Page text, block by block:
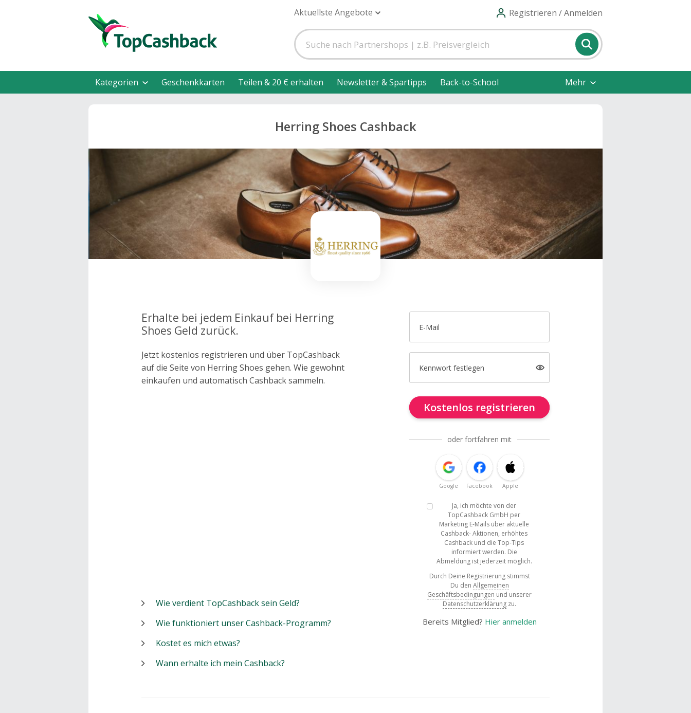
Aktuellste Angebote Registrieren / Anmelden
Kategorien Geschenkkarten Teilen & 20 € erhalten Newsletter & Spartipps Back-to-School Mehr
Herring Shoes Cashback
Erhalte bei jedem Einkauf bei Herring
Shoes Geld zurück.
Jetzt kostenlos registrieren und über TopCashback
auf die Seite von Herring Shoes gehen. Wie gewohnt
einkaufen und automatisch Cashback sammeln.
E-Mail
Kennwort festlegen
Kostenlos registrieren
oder fortfahren mit
Google Facebook Apple
Ja, ich möchte von der
TopCashback GmbH per
Marketing E-Mails über aktuelle
Cashback- Aktionen, erhöhtes
Cashback und die Top-Tips
informiert werden. Die
Abmeldung ist jederzeit möglich.
Durch Deine Registrierung stimmst
Du den Allgemeinen
Geschäftsbedingungen und unserer
Datenschutzerklärung zu.
Bereits Mitglied? Hier anmelden
Wie verdient TopCashback sein Geld?
Wie funktioniert unser Cashback-Programm?
Kostet es mich etwas?
Wann erhalte ich mein Cashback?